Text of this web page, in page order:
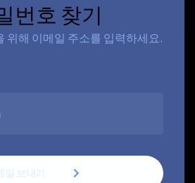
번호 찾기
위해 이메일 주소를 입력하세요.
일 보내기